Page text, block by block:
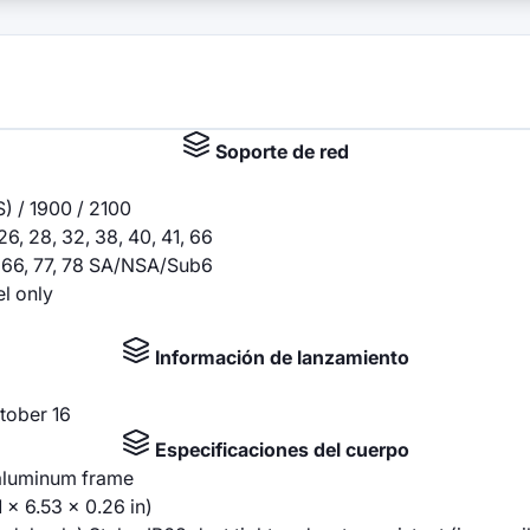
Soporte de red
/ 1900 / 2100
28, 32, 38, 40, 41, 66
77, 78 SA/NSA/Sub6
only
Información de lanzamiento
16
Especificaciones del cuerpo
frame
x 6.53 x 0.26 in)